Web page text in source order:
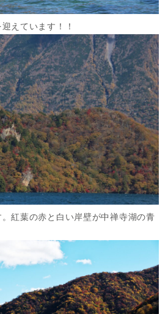
えています！！
紅葉の赤と白い岸壁が中禅寺湖の青